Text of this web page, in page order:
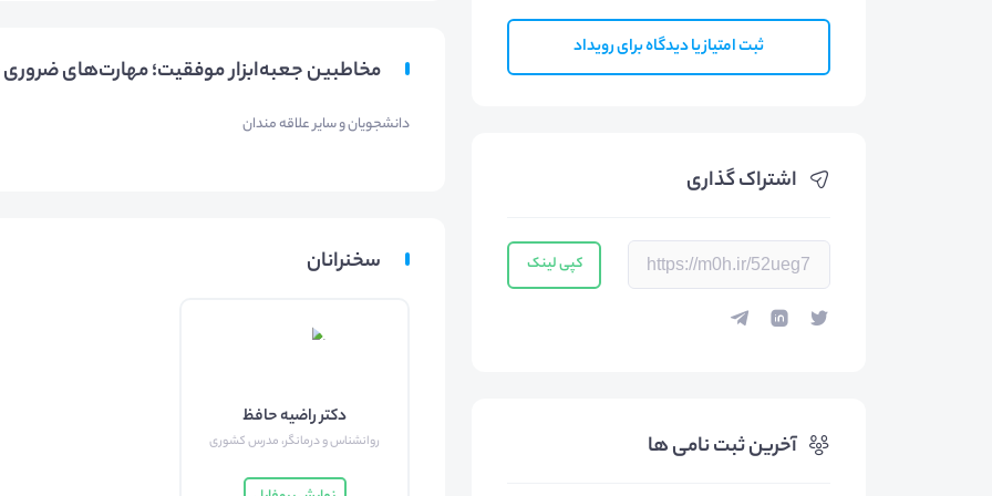
ثبت امتیاز یا دیدگاه برای رویداد
اشتراک گذاری
کپی لینک
آخرین ثبت نامی ها
مخاطبین جعبه‌ابزار موفقیت؛ مهارت‌های ضروری
دانشجویان و سایر علاقه مندان
سخنرانان
دکتر راضیه حافظ
روانشناس و درمانگر، مدرس کشوری